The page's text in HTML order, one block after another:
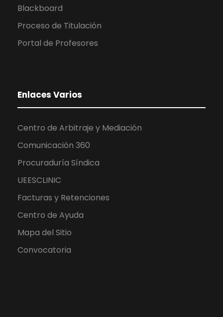
Blackboard
Proceso de Titulación
Portal de Profesores
Enlaces Varios
Centro de Arbitraje y Mediación
Comunicación 360
Procuraduría Síndica
UEESCLINIC
Facturas y Retenciones
Centro de Ayuda
Mapa del Sitio
Convocatoria